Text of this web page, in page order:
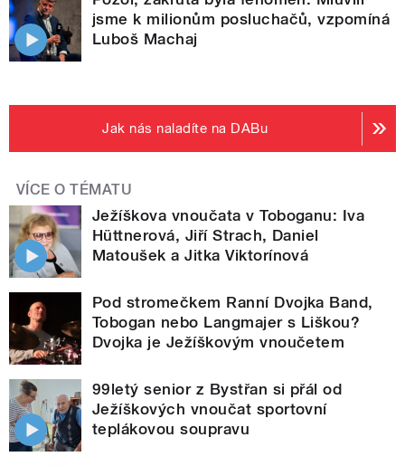
jsme k milionům posluchačů, vzpomíná
Luboš Machaj
Jak nás naladíte na DABu
VÍCE O TÉMATU
Ježíškova vnoučata v Toboganu: Iva
Hüttnerová, Jiří Strach, Daniel
Matoušek a Jitka Viktorínová
Pod stromečkem Ranní Dvojka Band,
Tobogan nebo Langmajer s Liškou?
Dvojka je Ježíškovým vnoučetem
99letý senior z Bystřan si přál od
Ježíškových vnoučat sportovní
teplákovou soupravu